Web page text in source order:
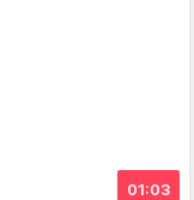
01:03